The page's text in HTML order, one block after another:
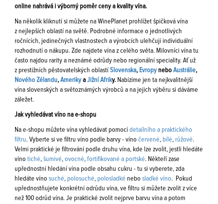
online nahrává i výborný poměr ceny a kvality vína.
Na několik kliknutí si můžete na WinePlanet prohlížet špičková vína
z nejlepších oblastí na světě. Podrobné informace o jednotlivých
ročnících, jedinečných vlastnostech a výrobcích ulehčují individuální
rozhodnutí o nákupu. Zde najdete vína z celého světa. Milovníci vína tu
často najdou rarity a neznámé odrůdy nebo regionální speciality. Ať už
z prestižních pěstovatelských oblastí Slovenska, Evropynebo Austrálie,
Nového Zélandu, Amerikya Jižní Afriky. Nabízíme jen ta nejkvalitnější
vína slovenských a světoznámých výrobců a na jejich výběru si dáváme
záležet.
Jak vyhledávat víno na e-shopu
Na e-shopu můžete vína vyhledávat pomocí detailního a praktického
filtru. Vyberte si ve filtru víno podle barvy - víno červené, bílé, růžové.
Velmi praktické je filtrování podle druhu vína, kde lze zvolit, jestli hledáte
víno tiché, šumivé, ovocné, fortifikované a portské. Někteří zase
upřednostní hledání vína podle obsahu cukru - tu si vyberete, zda
hledáte víno suché, polosuché, polosladké nebo sladké víno. Pokud
upřednostňujete konkrétní odrůdu vína, ve filtru si můžete zvolit z více
než 100 odrůd vína. Je praktické zvolit nejprve barvu vína a potom